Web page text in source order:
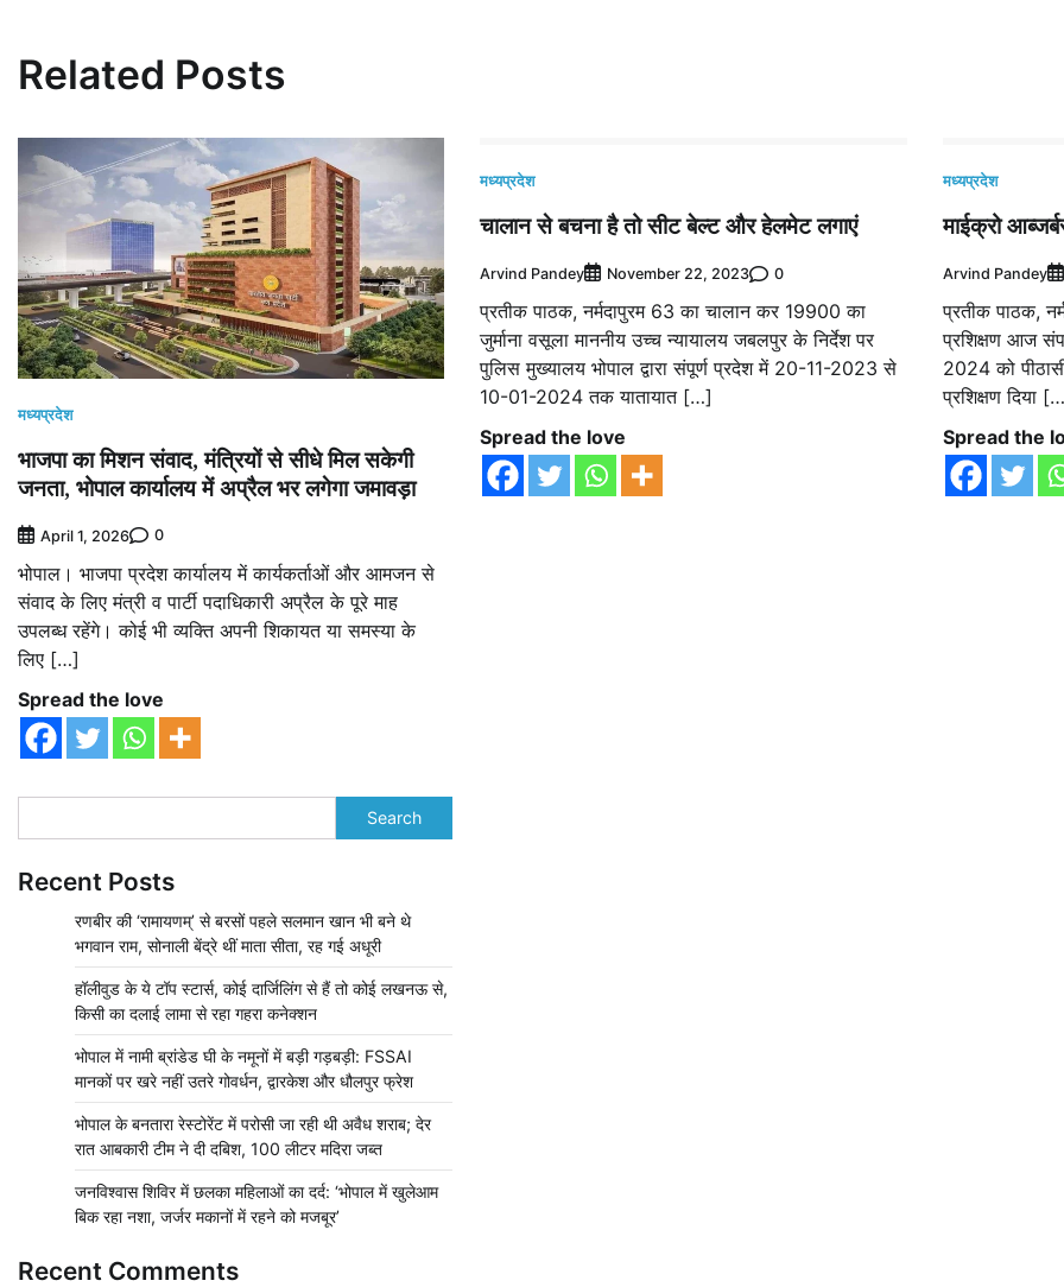
Related Posts
मध्यप्रदेश
भाजपा का मिशन संवाद, मंत्रियों से सीधे मिल सकेगी
जनता, भोपाल कार्यालय में अप्रैल भर लगेगा जमावड़ा
April 1, 2026 0
भोपाल। भाजपा प्रदेश कार्यालय में कार्यकर्ताओं और आमजन से
संवाद के लिए मंत्री व पार्टी पदाधिकारी अप्रैल के पूरे माह
उपलब्ध रहेंगे। कोई भी व्यक्ति अपनी शिकायत या समस्या के
लिए […]
Spread the love
मध्यप्रदेश
चालान से बचना है तो सीट बेल्ट और हेलमेट लगाएं
Arvind Pandey November 22, 2023 0
प्रतीक पाठक, नर्मदापुरम 63 का चालान कर 19900 का
जुर्माना वसूला माननीय उच्च न्यायालय जबलपुर के निर्देश पर
पुलिस मुख्यालय भोपाल द्वारा संपूर्ण प्रदेश में 20-11-2023 से
10-01-2024 तक यातायात […]
Spread the love
मध्यप्रदेश
माईक्रो
Arvind Pandey
प्रतीक पाठक,
प्रशिक्षण आज
2024 को
प्रशिक्षण दिया
Spread the
Search
Recent Posts
रणबीर की ‘रामायणम्’ से बरसों पहले सलमान खान भी बने थे
भगवान राम, सोनाली बेंद्रे थीं माता सीता, रह गई अधूरी
हॉलीवुड के ये टॉप स्टार्स, कोई दार्जिलिंग से हैं तो कोई लखनऊ से,
किसी का दलाई लामा से रहा गहरा कनेक्शन
भोपाल में नामी ब्रांडेड घी के नमूनों में बड़ी गड़बड़ी: FSSAI
मानकों पर खरे नहीं उतरे गोवर्धन, द्वारकेश और धौलपुर फ्रेश
भोपाल के बनतारा रेस्टोरेंट में परोसी जा रही थी अवैध शराब; देर
रात आबकारी टीम ने दी दबिश, 100 लीटर मदिरा जब्त
जनविश्वास शिविर में छलका महिलाओं का दर्द: ‘भोपाल में खुलेआम
बिक रहा नशा, जर्जर मकानों में रहने को मजबूर’
Recent Comments